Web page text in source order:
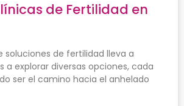
de Fertilidad en
soluciones de fertilidad lleva a
a explorar diversas opciones, cada
ser el camino hacia el anhelado